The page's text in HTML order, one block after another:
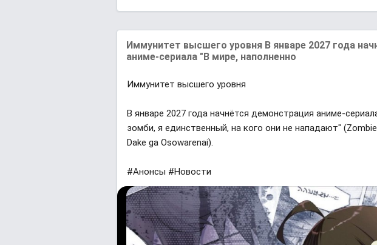
Иммунитет высшего уровня В январе 2027 года
аниме-сериала "В мире, наполненно
Иммунитет высшего уровня
В январе 2027 года начнётся демонстрация аниме-
зомби, я единственный, на кого они не нападают"
Dake ga Osowarenai).
#Анонсы #Новости